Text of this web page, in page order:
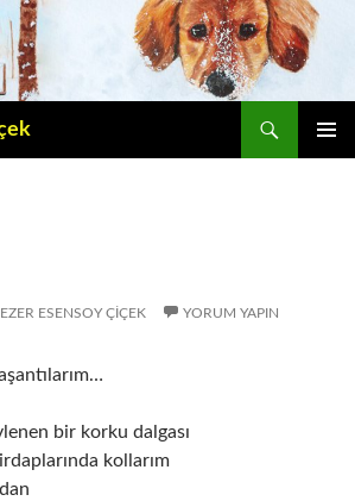
ESENSOY ÇIÇEK YORUM YAPIN
bir korku dalgası
kollarım